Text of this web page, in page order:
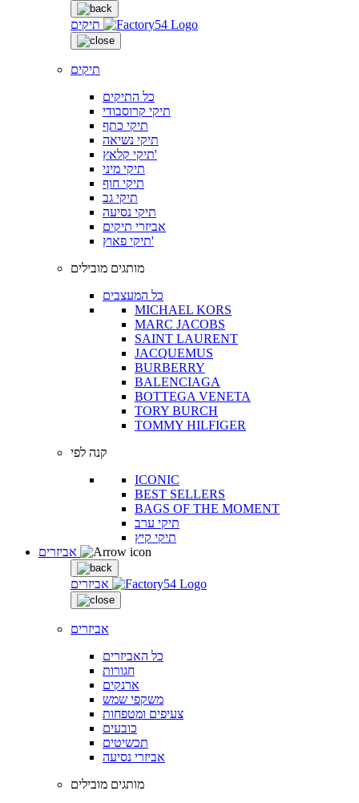
תיקים
תיקים
כל התיקים
תיקי קרוסבודי
תיקי כתף
תיקי נשיאה
תיקי קלאץ'
תיקי מיני
תיקי חוף
תיקי גב
תיקי נסיעה
אביזרי תיקים
תיקי פאוץ'
מותגים מובילים
כל המעצבים
MICHAEL KORS
MARC JACOBS
SAINT LAURENT
JACQUEMUS
BURBERRY
BALENCIAGA
BOTTEGA VENETA
TORY BURCH
TOMMY HILFIGER
קנה לפי
ICONIC
BEST SELLERS
BAGS OF THE MOMENT
תיקי ערב
תיקי קיץ
אביזרים
אביזרים
כל האביזרים
חגורות
ארנקים
משקפי שמש
צעיפים ומטפחות
כובעים
תכשיטים
אביזרי נסיעה
מותגים מובילים